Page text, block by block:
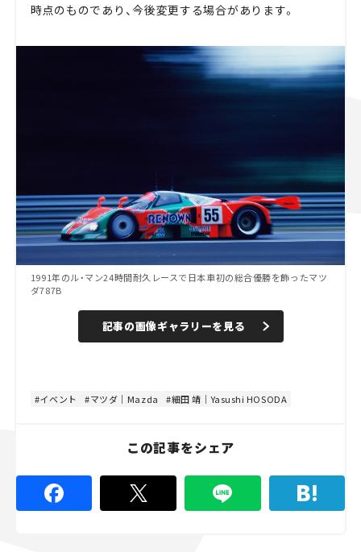
時点のものであり、今後変更する場合があります。
1991年のル・マン24時間耐久レースで日本車初の総合優勝を飾ったマツ
ダ787B
記事の画像ギャラリーを見る
イベント マツダ｜Mazda 細田 靖｜Yasushi HOSODA
この記事をシェア